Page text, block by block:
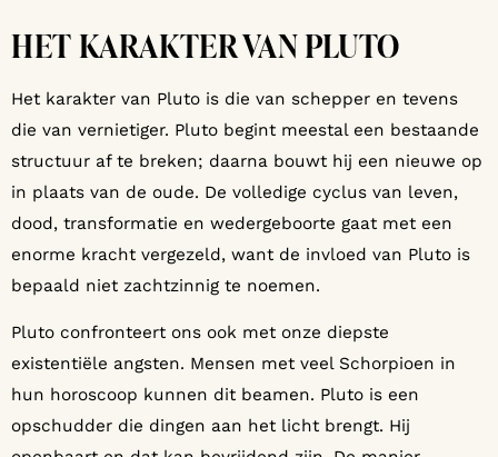
HET KARAKTER VAN PLUTO
Het karakter van Pluto is die van schepper en tevens
die van vernietiger. Pluto begint meestal een bestaande
structuur af te breken; daarna bouwt hij een nieuwe op
in plaats van de oude. De volledige cyclus van leven,
dood, transformatie en wedergeboorte gaat met een
enorme kracht vergezeld, want de invloed van Pluto is
bepaald niet zachtzinnig te noemen.
Pluto confronteert ons ook met onze diepste
existentiële angsten. Mensen met veel Schorpioen in
hun horoscoop kunnen dit beamen. Pluto is een
opschudder die dingen aan het licht brengt. Hij